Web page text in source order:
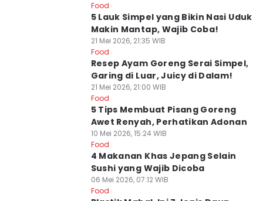
Food
5 Lauk Simpel yang Bikin Nasi Uduk
Makin Mantap, Wajib Coba!
21 Mei 2026, 21:35 WIB
Food
Resep Ayam Goreng Serai Simpel,
Garing di Luar, Juicy di Dalam!
21 Mei 2026, 21:00 WIB
Food
5 Tips Membuat Pisang Goreng
Awet Renyah, Perhatikan Adonan
10 Mei 2026, 15:24 WIB
Food
4 Makanan Khas Jepang Selain
Sushi yang Wajib Dicoba
06 Mei 2026, 07:12 WIB
Food